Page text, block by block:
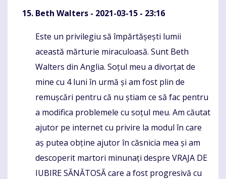
Beth Walters - 2021-03-15 - 23:16
Komentaras
Este un privilegiu să împărtășești lumii
această mărturie miraculoasă. Sunt Beth
Walters din Anglia. Soțul meu a divorțat de
mine cu 4 luni în urmă și am fost plin de
remușcări pentru că nu știam ce să fac pentru
a modifica problemele cu soțul meu. Am căutat
ajutor pe internet cu privire la modul în care
aș putea obține ajutor în căsnicia mea și am
descoperit martori minunați despre VRAJA DE
IUBIRE SĂNĂTOSĂ care a fost progresivă cu